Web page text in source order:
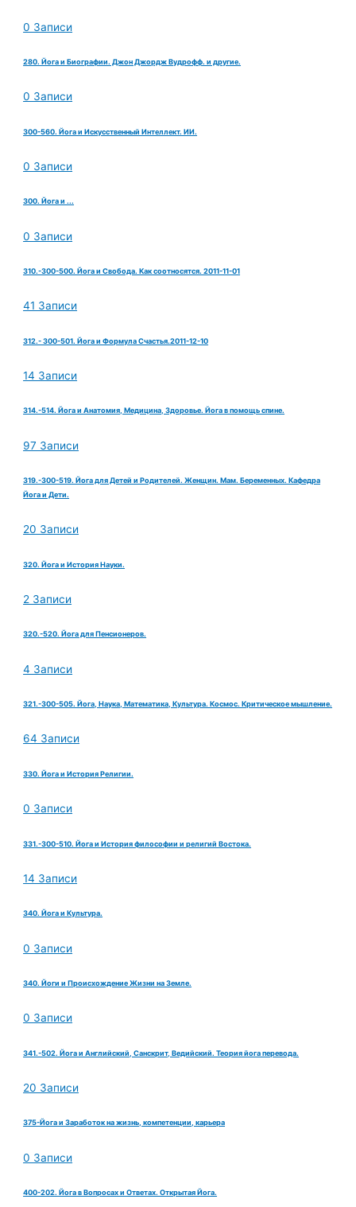
0 Записи
280. Йога и Биографии. Джон Джордж Вудрофф. и другие.
0 Записи
300-560. Йога и Искусственный Интеллект. ИИ.
0 Записи
300. Йога и ...
0 Записи
310.-300-500. Йога и Свобода. Как соотносятся. 2011-11-01
41 Записи
312.- 300-501. Йога и Формула Счастья.2011-12-10
14 Записи
314.-514. Йога и Анатомия, Медицина, Здоровье. Йога в помощь спине.
97 Записи
319.-300-519. Йога для Детей и Родителей. Женщин. Мам. Беременных. Кафедра
Йога и Дети.
20 Записи
320. Йога и История Науки.
2 Записи
320.-520. Йога для Пенсионеров.
4 Записи
321.-300-505. Йога, Наука, Математика, Культура. Космос. Критическое мышление.
64 Записи
330. Йога и История Религии.
0 Записи
331.-300-510. Йога и История философии и религий Востока.
14 Записи
340. Йога и Культура.
0 Записи
340. Йоги и Происхождение Жизни на Земле.
0 Записи
341.-502. Йога и Английский, Санскрит, Ведийский. Теория йога перевода.
20 Записи
375-Йога и Заработок на жизнь, компетенции, карьера
0 Записи
400-202. Йога в Вопросах и Ответах. Открытая Йога.